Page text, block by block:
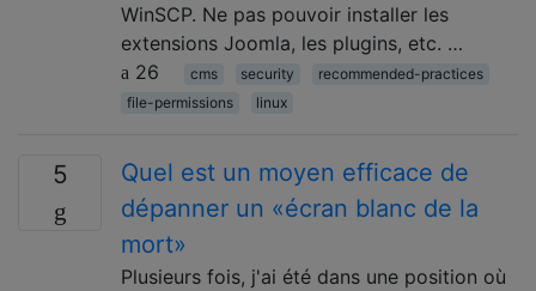
WinSCP. Ne pas pouvoir installer les
extensions Joomla, les plugins, etc. …
26
cms security
recommended-practices
file-permissions
linux
5
Quel est un moyen efficace de
dépanner un «écran blanc de la
mort»
Plusieurs fois, j'ai été dans une position où